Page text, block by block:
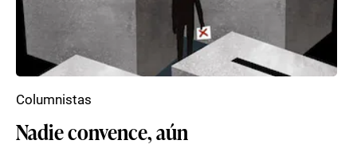
Nadie convence, aún
Columnistas